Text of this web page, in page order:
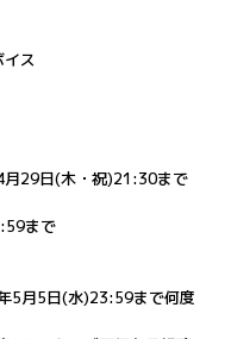
ス
29日(木・祝)21:30まで
まで
5月5日(水)23:59まで何度